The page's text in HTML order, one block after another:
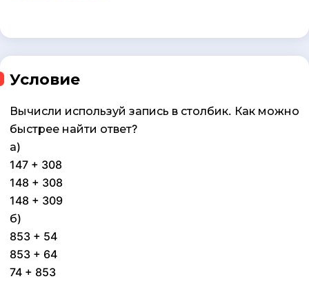
Условие
Вычисли используй запись в столбик. Как можно
быстрее найти ответ?
а)
147 + 308
148 + 308
148 + 309
б)
853 + 54
853 + 64
74 + 853